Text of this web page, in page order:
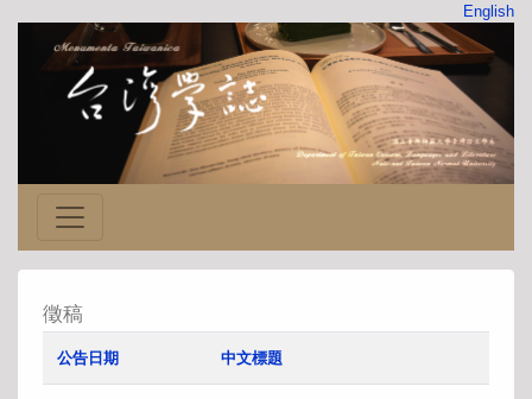
English
徵稿
公告日期 中文標題